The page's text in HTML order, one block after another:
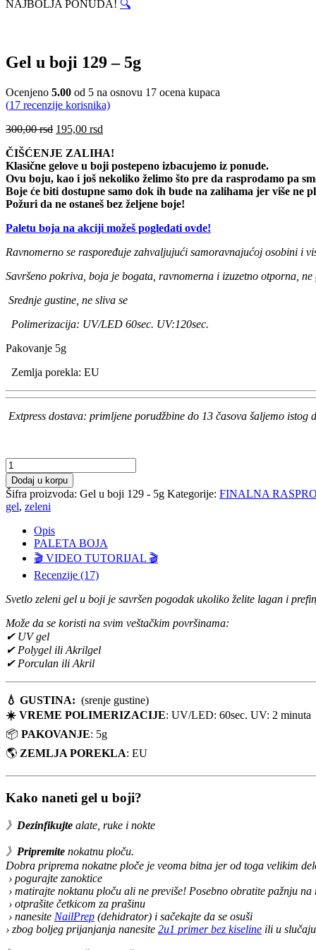
NAJBOLJA PONUDA! 🔍
Gel u boji 129 – 5g
Ocenjeno 5.00 od 5 na osnovu 17 ocena kupaca
(17 recenzije korisnika)
300,00rsd Originalna
je
bila:
300,00 rsd.
195,00 rsd
je:
195,00 rsd.
ČIŠĆENJE ZALIHA!
Klasične gelove u boji postepeno izbacujemo iz ponude.
Ovu boju, kao i još nekoliko želimo što pre da rasprodamo pa
Boje će biti dostupne samo dok ih bude na zalihama jer više ne
Požuri da ne ostaneš bez željene boje!
Paletu boja na akciji možeš pogledati ovde!
Ravnomerno se raspoređuje zahvaljujući samoravnajućoj osobini i
Savršeno pokriva, boja je bogata, ravnomerna i izuzetno otporna,
Srednje gustine, ne sliva se
Polimerizacija: UV/LED 60sec. UV:120sec.
Pakovanje 5g
Zemlja porekla: EU
Extpress dostava: primljene porudžbine do 13 časova šaljemo istog
Gel
u
boji
129
-
količina
Dodaj u korpu
Šifra proizvoda: Gel u boji 129 - 5g Kategorije: FINALNA
gel, zeleni
Opis
PALETA BOJA
🎬 VIDEO TUTORIJAL 🎬
Recenzije (17)
Svetlo zeleni gel u boji je savršen pogodak ukoliko želite lagan i
Može da se koristi na svim veštačkim površinama:
✔ UV gel
✔ Polygel ili Akrilgel
✔ Porculan ili Akril
💧 GUSTINA: (srenje gustine)
☀️ VREME POLIMERIZACIJE: UV/LED: 60sec. UV: 2 minuta
📦 PAKOVANJE: 5g
🌎 ZEMLJA POREKLA: EU
Kako naneti gel u boji?
》 Dezinfikujte alate, ruke i nokte
》 Pripremite nokatnu ploču.
Dobra priprema nokatne ploče je veoma bitna jer od toga velikim
› pogurajte zanoktice
› matirajte noktanu ploču ali ne previše! Posebno obratite pažnju na
› otprašite četkicom za prašinu
› nanesite NailPrep (dehidrator) i sačekajte da se osuši
› zbog boljeg prijanjanja nanesite 2u1 primer bez kiseline ili u